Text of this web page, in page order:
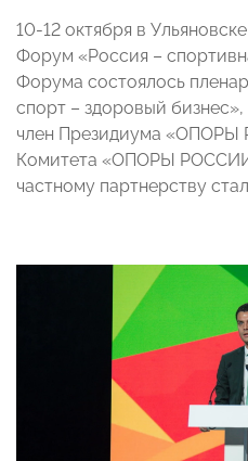
10-12 октября в
Форум «Россия –
Форума состоялось
спорт – здоровый
член Президиума «ОПОРЫ
Комитета «ОПОРЫ
частному партнерству стал